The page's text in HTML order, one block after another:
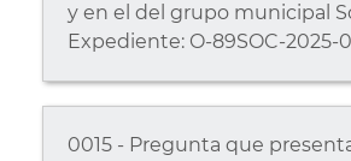
y en el del grupo municipal
Expediente: O-89SOC-2025-
0015 - Pregunta que